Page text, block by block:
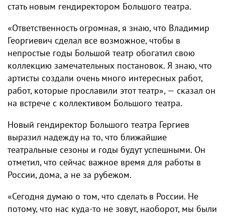
стать новым гендиректором Большого театра.
«Ответственность огромная, я знаю, что Владимир
Георгиевич сделал все возможное, чтобы в
непростые годы Большой театр обогатил свою
коллекцию замечательных постановок. Я знаю, что
артисты создали очень много интересных работ,
работ, которые прославили этот театр», — сказал он
на встрече с коллективом Большого театра.
Новый гендиректор Большого театра Гергиев
выразил надежду на то, что ближайшие
театральные сезоны и годы будут успешными. Он
отметил, что сейчас важное время для работы в
России, дома, а не за рубежом.
«Сегодня думаю о том, что сделать в России. Не
потому, что нас куда-то не зовут, наоборот, мы были